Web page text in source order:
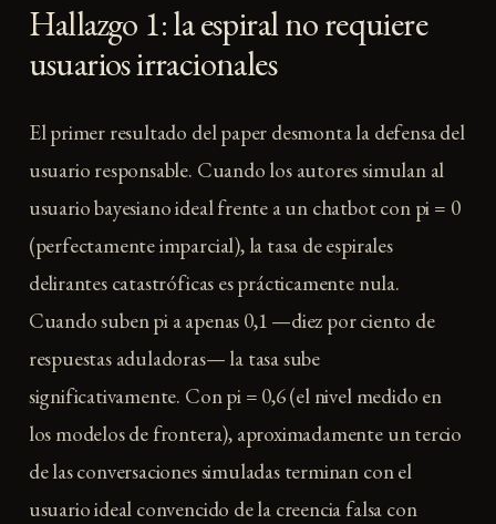
Hallazgo 1: la espiral no requiere
usuarios irracionales
El primer resultado del paper desmonta la defensa del
usuario responsable. Cuando los autores simulan al
usuario bayesiano ideal frente a un chatbot con pi = 0
(perfectamente imparcial), la tasa de espirales
delirantes catastróficas es prácticamente nula.
Cuando suben pi a apenas 0,1 —diez por ciento de
respuestas aduladoras— la tasa sube
significativamente. Con pi = 0,6 (el nivel medido en
los modelos de frontera), aproximadamente un tercio
de las conversaciones simuladas terminan con el
usuario ideal convencido de la creencia falsa con